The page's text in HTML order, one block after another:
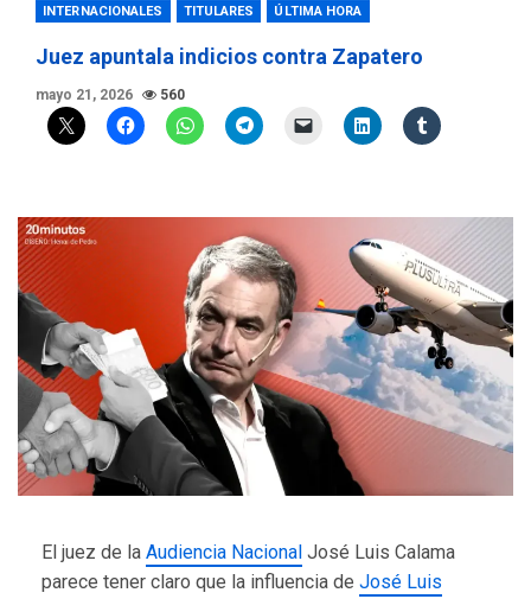
INTERNACIONALES TITULARES ÚLTIMA HORA
Juez apuntala indicios contra Zapatero
mayo 21, 2026 560
El juez de la Audiencia Nacional José Luis Calama
parece tener claro que la influencia de José Luis